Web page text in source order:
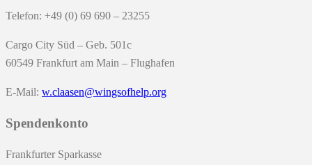
Telefon: +49 (0) 69 690 – 23255
Cargo City Süd – Geb. 501c
60549 Frankfurt am Main – Flughafen
E-Mail: w.claasen@wingsofhelp.org
Spendenkonto
Frankfurter Sparkasse